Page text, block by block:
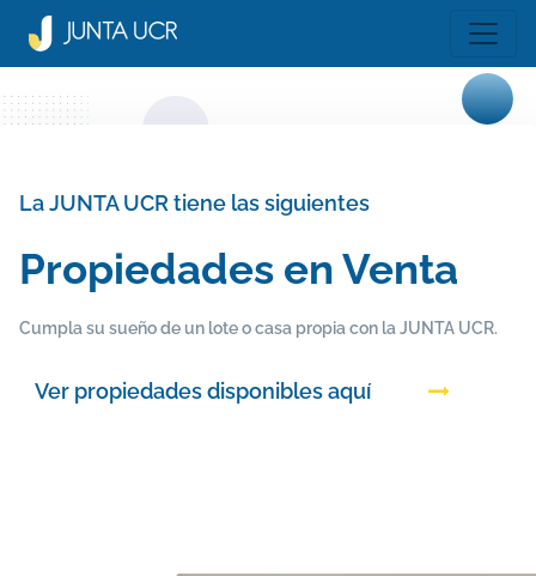
La JUNTA UCR tiene las siguientes
Propiedades en Venta
Cumpla su sueño de un lote o casa propia con la JUNTA UCR.
Ver propiedades disponibles aquí